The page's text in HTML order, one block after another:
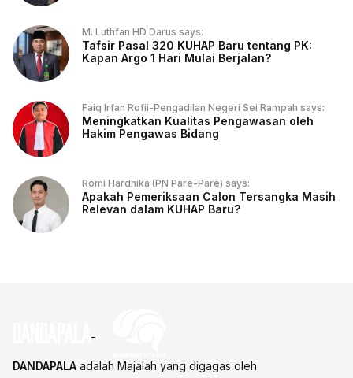
M. Luthfan HD Darus says:
Tafsir Pasal 320 KUHAP Baru tentang PK:
Kapan Argo 1 Hari Mulai Berjalan?
Faiq Irfan Rofii-Pengadilan Negeri Sei Rampah says:
Meningkatkan Kualitas Pengawasan oleh
Hakim Pengawas Bidang
Romi Hardhika (PN Pare-Pare) says:
Apakah Pemeriksaan Calon Tersangka Masih
Relevan dalam KUHAP Baru?
DANDAPALA adalah Majalah yang digagas oleh